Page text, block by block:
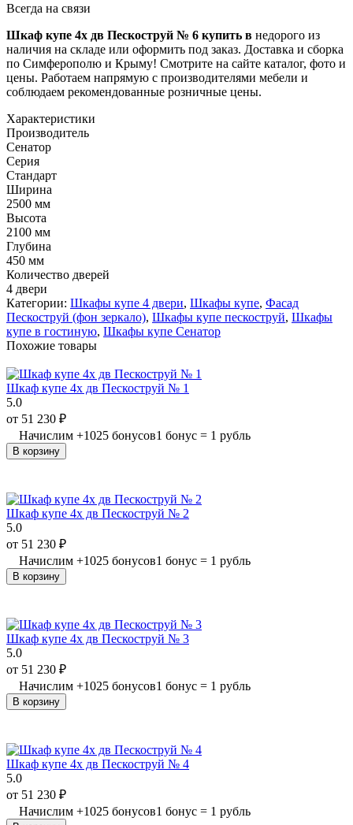
Всегда на связи
Шкаф купе 4х дв Пескоструй № 6 купить в недорого из
наличия на складе или оформить под заказ. Доставка и сборка
по Симферополю и Крыму! Смотрите на сайте каталог, фото и
цены. Работаем напрямую с производителями мебели и
соблюдаем рекомендованные розничные цены.
Характеристики
Производитель
Сенатор
Серия
Стандарт
Ширина
2500 мм
Высота
2100 мм
Глубина
450 мм
Количество дверей
4 двери
Категории: Шкафы купе 4 двери, Шкафы купе, Фасад
Пескоструй (фон зеркало), Шкафы купе пескоструй, Шкафы
купе в гостиную, Шкафы купе Сенатор
Похожие товары
Шкаф купе 4х дв Пескоструй № 1
5.0
от 51 230 ₽
Начислим +1025 бонусов1 бонус = 1 рубль
В корзину
Шкаф купе 4х дв Пескоструй № 2
5.0
от 51 230 ₽
Начислим +1025 бонусов1 бонус = 1 рубль
В корзину
Шкаф купе 4х дв Пескоструй № 3
5.0
от 51 230 ₽
Начислим +1025 бонусов1 бонус = 1 рубль
В корзину
Шкаф купе 4х дв Пескоструй № 4
5.0
от 51 230 ₽
Начислим +1025 бонусов1 бонус = 1 рубль